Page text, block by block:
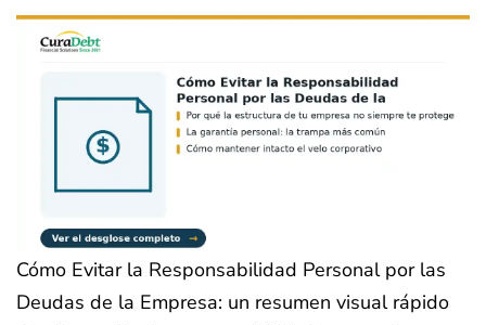
Cómo Evitar la Responsabilidad Personal por las
Deudas de la Empresa: un resumen visual rápido